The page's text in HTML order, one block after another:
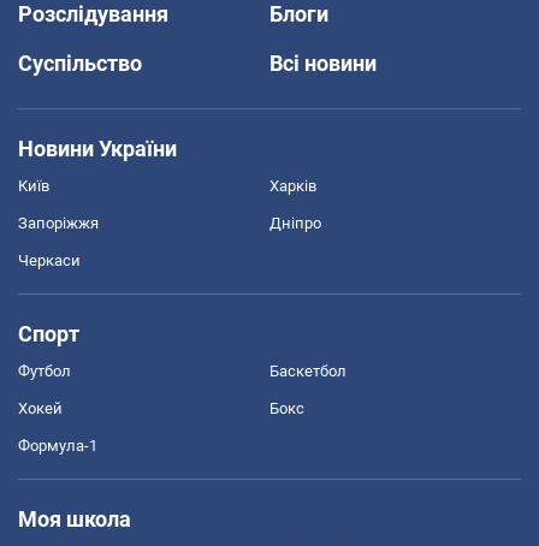
Розслідування
Блоги
Суспільство
Всі новини
Новини України
Київ Харків
Запоріжжя Дніпро
Черкаси
Спорт
Футбол Баскетбол
Хокей Бокс
Формула-1
Моя школа